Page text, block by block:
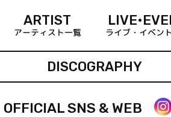
ARTIST
アーティスト一覧 ライブ・イベン
DISCOGRAPHY
OFFICIAL SNS & WEB